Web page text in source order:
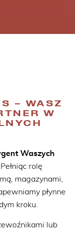
– WASZ
W
Waszych
. Pełniąc rolę
magazynami,
płynne
kroku.
lub